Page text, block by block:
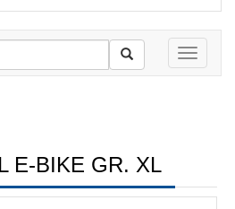
Toggle
E-BIKE GR. XL